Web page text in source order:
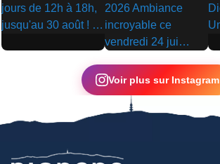
▶
▶
▶
Voir plus sur Instagram